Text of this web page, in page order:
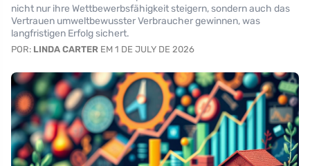
nicht nur ihre Wettbewerbsfähigkeit steigern, sondern auch das
Vertrauen umweltbewusster Verbraucher gewinnen, was
langfristigen Erfolg sichert.
POR: LINDA CARTER EM 1 DE JULY DE 2026